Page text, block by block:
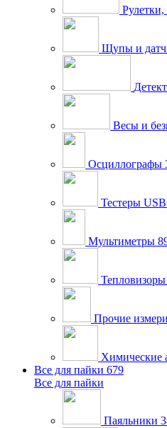
Щупы и
Весы и
Осциллографы
Тестеры USB
Мультиметры
Прочие
Химические
Все для пайки 679
Все для пайки
Паяльники